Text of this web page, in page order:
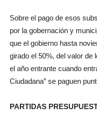
Sobre el pago de esos
por la gobernación y
que el gobierno hasta
girado el 50%, del valor de
el año entrante cuando
Ciudadana” se paguen
PARTIDAS